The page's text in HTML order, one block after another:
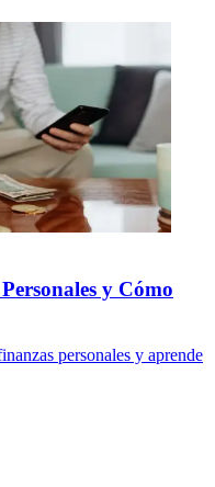
y Cómo
personales y aprende